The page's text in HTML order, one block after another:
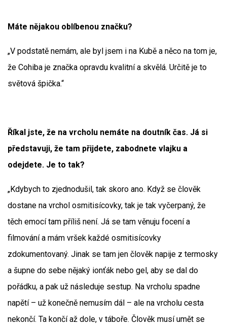
Máte nějakou oblíbenou značku?
„V podstatě nemám, ale byl jsem i na Kubě a něco na tom je,
že Cohiba je značka opravdu kvalitní a skvělá. Určitě je to
světová špička.“
Říkal jste, že na vrcholu nemáte na doutník čas. Já si
představuji, že tam přijdete, zabodnete vlajku a
odejdete. Je to tak?
„Kdybych to zjednodušil, tak skoro ano. Když se člověk
dostane na vrchol osmitisícovky, tak je tak vyčerpaný, že
těch emocí tam příliš není. Já se tam věnuju focení a
filmování a mám vršek každé osmitisícovky
zdokumentovaný. Jinak se tam jen člověk napije z termosky
a šupne do sebe nějaký ionťák nebo gel, aby se dal do
pořádku, a pak už následuje sestup. Na vrcholu spadne
napětí – už konečně nemusím dál – ale na vrcholu cesta
nekončí. Ta končí až dole, v táboře. Člověk musí umět se